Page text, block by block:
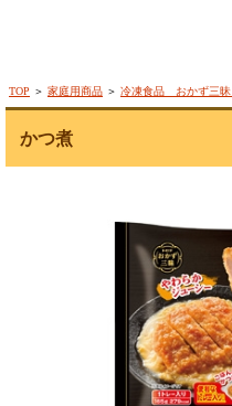
TOP ＞ 家庭用商品 ＞ 冷凍食品 おかず三昧
かつ煮